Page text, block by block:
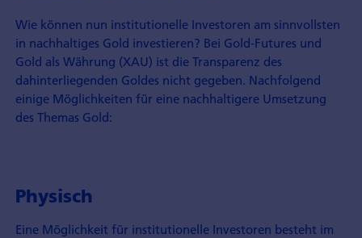
Wie können nun institutionelle Investoren am sinnvollsten
in nachhaltiges Gold investieren? Bei Gold-Futures und
Gold als Währung (XAU) ist die Transparenz des
dahinterliegenden Goldes nicht gegeben. Nachfolgend
einige Möglichkeiten für eine nachhaltigere Umsetzung
des Themas Gold:
Physisch
Eine Möglichkeit für institutionelle Investoren besteht im